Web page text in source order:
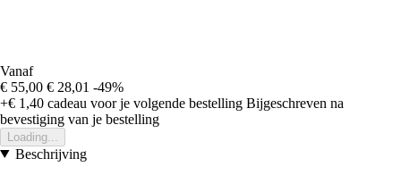
Vanaf
€ 55,00 € 28,01 -49%
+€ 1,40 cadeau voor je volgende bestelling Bijgeschreven na
bevestiging van je bestelling
Loading...
Beschrijving